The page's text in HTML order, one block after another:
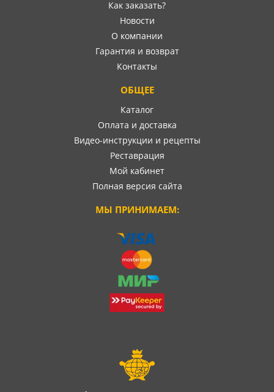
Как заказать?
Новости
О компании
Гарантия и возврат
Контакты
ОБЩЕЕ
Каталог
Оплата и доставка
Видео-инструкции и рецепты
Реставрация
Мой кабинет
Полная версия сайта
МЫ ПРИНИМАЕМ: